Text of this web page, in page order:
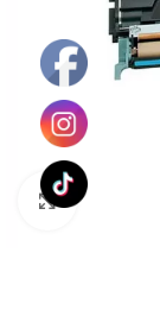
Haga Click